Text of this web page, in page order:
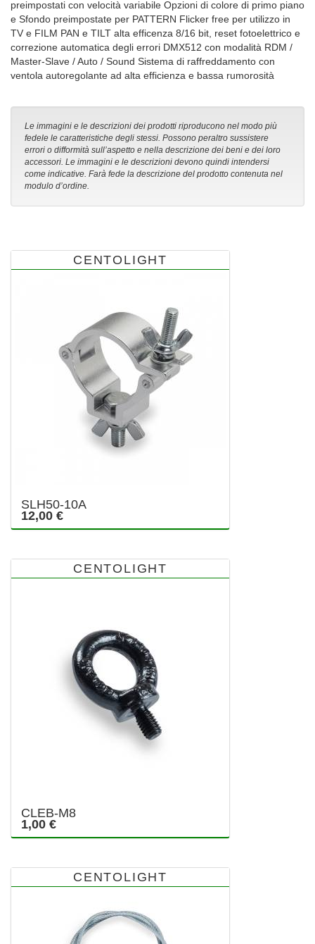
preimpostati con velocità variabile Opzioni di colore di primo piano
e Sfondo preimpostate per PATTERN Flicker free per utilizzo in
TV e FILM PAN e TILT alta efficenza 8/16 bit, reset fotoelettrico e
correzione automatica degli errori DMX512 con modalità RDM /
Master-Slave / Auto / Sound Sistema di raffreddamento con
ventola autoregolante ad alta efficienza e bassa rumorosità
Le immagini e le descrizioni dei prodotti riproducono nel modo più
fedele le caratteristiche degli stessi. Possono peraltro sussistere
errori o difformità sull’aspetto e nella descrizione dei beni e dei loro
accessori. Le immagini e le descrizioni devono quindi intendersi
come indicative. Farà fede la descrizione del prodotto contenuta nel
modulo d’ordine.
CENTOLIGHT
SLH50-10A
12,00 €
CENTOLIGHT
CLEB-M8
1,00 €
CENTOLIGHT